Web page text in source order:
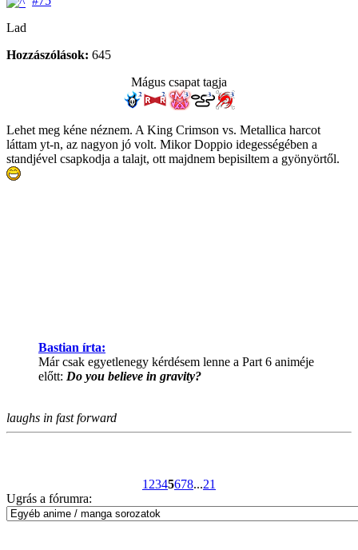
Lad
Hozzászólások: 645
Mágus csapat tagja
Lehet meg kéne néznem. A King Crimson vs. Metallica harcot
láttam yt-n, az nagyon jó volt. Mikor Doppio idegességében a
standjével csapkodja a talajt, ott majdnem bepisiltem a gyönyörtől.
Bastian írta:
Már csak egyetlenegy kérdésem lenne a Part 6 animéje
előtt: Do you believe in gravity?
laughs in fast forward
1 2345678...21
Ugrás a fórumra: